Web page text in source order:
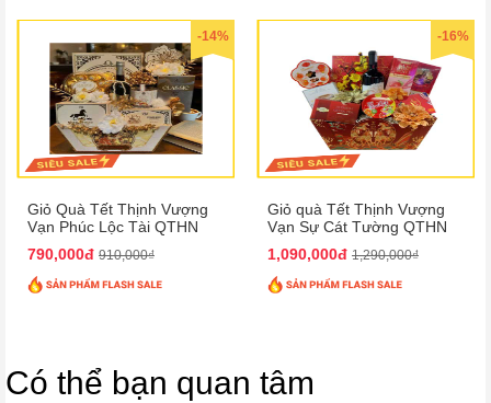
-14%
Giỏ Quà Tết Thịnh Vượng
Vạn Phúc Lộc Tài QTHN
790,000đ 910,000₫
-16%
Giỏ quà Tết Thịnh Vượng
Vạn Sự Cát Tường QTHN
1,090,000đ 1,290,000₫
Có thể bạn quan tâm